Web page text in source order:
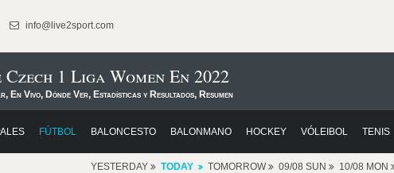
info@live2sport.com
1 Liga Women En 2022
En Vivo, Dónde Ver, Estadísticas y Resultados, Resumen
FÚTBOL BALONCESTO BALONMANO HOCKEY VÓLEIBOL TENIS
YESTERDAY TODAY TOMORROW 09/08 SUN 10/08 MON